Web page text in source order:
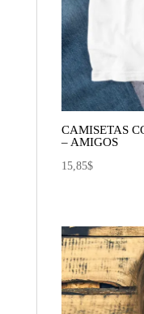
CAMISETAS
– AMIGOS
15,85$